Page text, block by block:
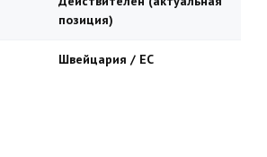
позиция)
Швейцария / ЕС